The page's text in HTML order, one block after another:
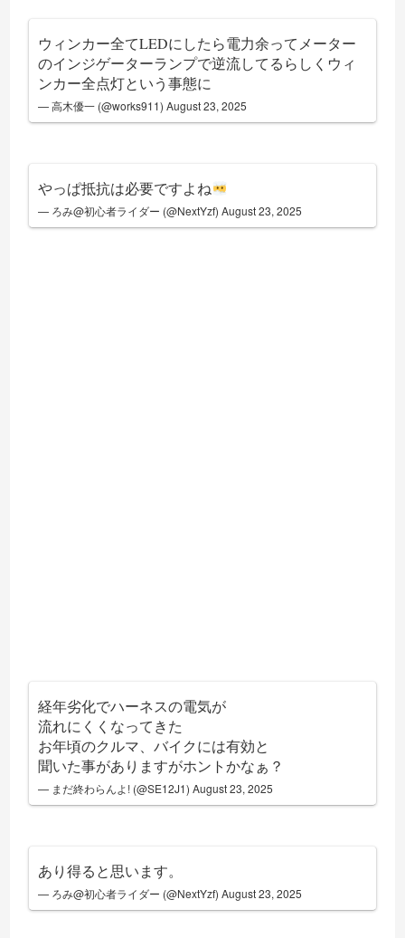
ウィンカー全てLEDにしたら電力余ってメーター
のインジゲーターランプで逆流してるらしくウィ
ンカー全点灯という事態に
— 高木優一 (@works911)August 23, 2025
やっぱ抵抗は必要ですよね
— ろみ@初心者ライダー (@NextYzf)August 23, 2025
経年劣化でハーネスの電気が
流れにくくなってきた
お年頃のクルマ、バイクには有効と
聞いた事がありますがホントかなぁ？
— まだ終わらんよ! (@SE12J1)August 23, 2025
あり得ると思います。
— ろみ@初心者ライダー (@NextYzf)August 23, 2025